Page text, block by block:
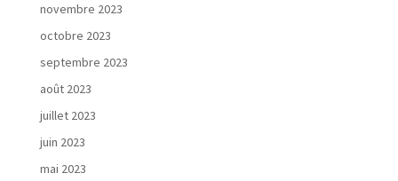
novembre 2023
octobre 2023
septembre 2023
août 2023
juillet 2023
juin 2023
mai 2023